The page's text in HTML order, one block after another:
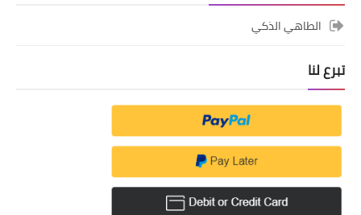
الطاهي الذكي
تبرع لنا